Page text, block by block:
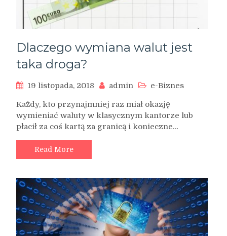
Dlaczego wymiana walut jest
taka droga?
19 listopada, 2018 admin e-Biznes
Każdy, kto przynajmniej raz miał okazję
wymieniać waluty w klasycznym kantorze lub
płacił za coś kartą za granicą i konieczne…
Read More